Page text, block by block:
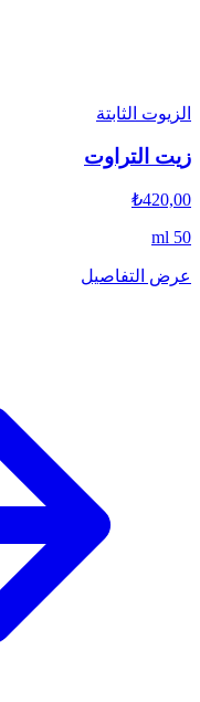
الزيوت الثابتة
زيت التراوت
₺420,00
50 ml
عرض التفاصيل